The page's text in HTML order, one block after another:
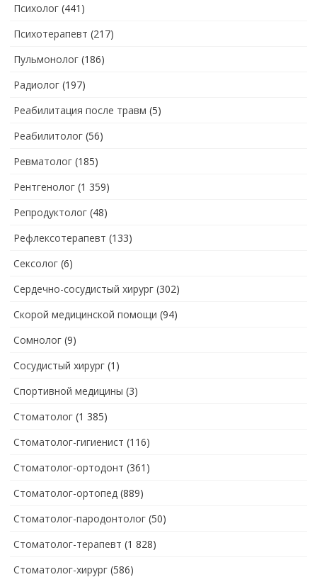
Психолог (441)
Психотерапевт (217)
Пульмонолог (186)
Радиолог (197)
Реабилитация после травм (5)
Реабилитолог (56)
Ревматолог (185)
Рентгенолог (1 359)
Репродуктолог (48)
Рефлексотерапевт (133)
Сексолог (6)
Сердечно-сосудистый хирург (302)
Скорой медицинской помощи (94)
Сомнолог (9)
Сосудистый хирург (1)
Спортивной медицины (3)
Стоматолог (1 385)
Стоматолог-гигиенист (116)
Стоматолог-ортодонт (361)
Стоматолог-ортопед (889)
Стоматолог-пародонтолог (50)
Стоматолог-терапевт (1 828)
Стоматолог-хирург (586)